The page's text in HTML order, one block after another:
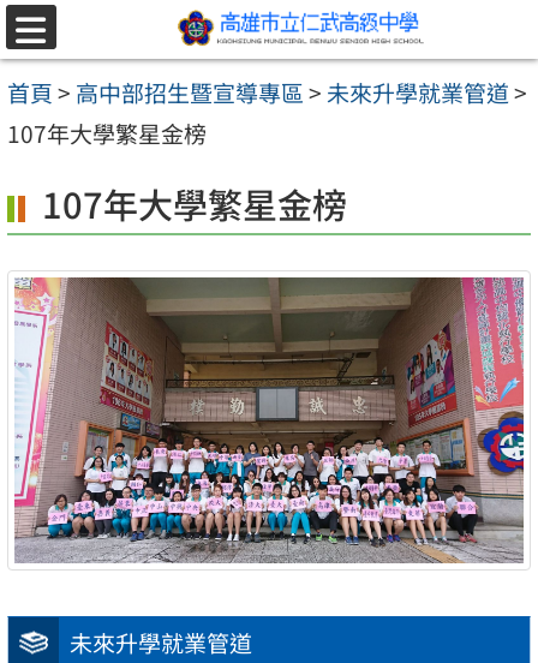
跳至主要內容區
選
單
首頁> 高中部招生暨宣導專區> 未來升學就業管道>
107年大學繁星金榜
未來升學就業管道
107年大學繁星金榜